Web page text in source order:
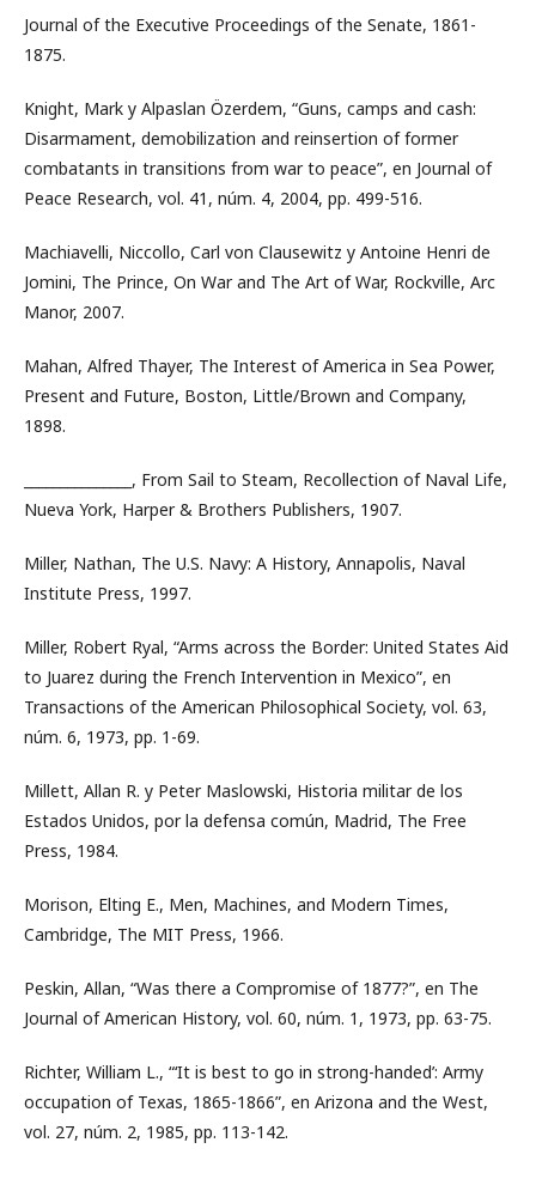
Journal of the Executive Proceedings of the Senate, 1861-
1875.
Knight, Mark y Alpaslan Özerdem, “Guns, camps and cash:
Disarmament, demobilization and reinsertion of former
combatants in transitions from war to peace”, en Journal of
Peace Research, vol. 41, núm. 4, 2004, pp. 499-516.
Machiavelli, Niccollo, Carl von Clausewitz y Antoine Henri de
Jomini, The Prince, On War and The Art of War, Rockville, Arc
Manor, 2007.
Mahan, Alfred Thayer, The Interest of America in Sea Power,
Present and Future, Boston, Little/Brown and Company,
1898.
_______________, From Sail to Steam, Recollection of Naval Life,
Nueva York, Harper & Brothers Publishers, 1907.
Miller, Nathan, The U.S. Navy: A History, Annapolis, Naval
Institute Press, 1997.
Miller, Robert Ryal, “Arms across the Border: United States Aid
to Juarez during the French Intervention in Mexico”, en
Transactions of the American Philosophical Society, vol. 63,
núm. 6, 1973, pp. 1-69.
Millett, Allan R. y Peter Maslowski, Historia militar de los
Estados Unidos, por la defensa común, Madrid, The Free
Press, 1984.
Morison, Elting E., Men, Machines, and Modern Times,
Cambridge, The MIT Press, 1966.
Peskin, Allan, “Was there a Compromise of 1877?”, en The
Journal of American History, vol. 60, núm. 1, 1973, pp. 63-75.
Richter, William L., “‘It is best to go in strong-handed’: Army
occupation of Texas, 1865-1866”, en Arizona and the West,
vol. 27, núm. 2, 1985, pp. 113-142.